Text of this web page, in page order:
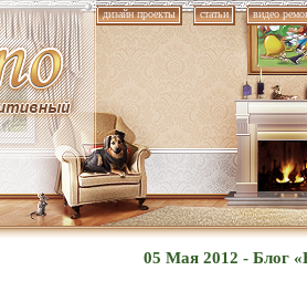
дизайн проекты статьи видео
05 Мая 2012 - Блог